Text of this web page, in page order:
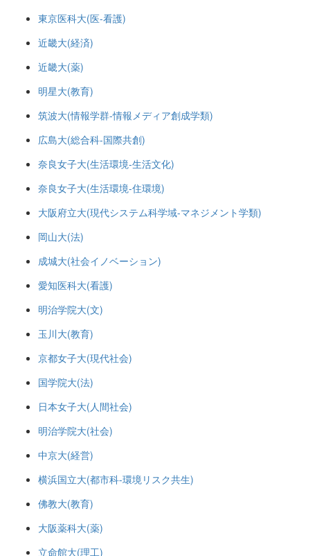
東京医科大(医-看護)
近畿大(経済)
近畿大(薬)
明星大(教育)
筑波大(情報学群-情報メディア創成学類)
広島大(総合科-国際共創)
奈良女子大(生活環境-生活文化)
奈良女子大(生活環境-住環境)
大阪府立大(現代システム科学域-マネジメント学類)
岡山大(法)
成城大(社会イノベーション)
愛知医科大(看護)
明治学院大(文)
玉川大(教育)
京都女子大(現代社会)
国学院大(法)
日本女子大(人間社会)
明治学院大(社会)
中京大(経営)
横浜国立大(都市科-環境リスク共生)
佛教大(教育)
大阪薬科大(薬)
立命館大(理工)